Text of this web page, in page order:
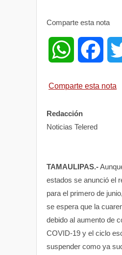
Comparte esta nota
W
t
A
p
o
k
Comparte esta nota
Redacción
Noticias Telered
TAMAULIPAS.-
estados se anunció el
para el primero de
se espera que la
debido al aumento de
COVID-19 y el ciclo
suspender como ya